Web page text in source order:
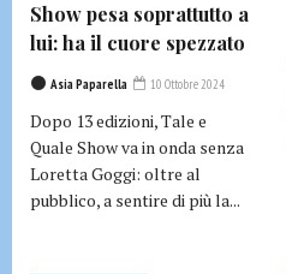
Show pesa soprattutto a
lui: ha il cuore spezzato
Asia Paparella 10 Ottobre 2024
Dopo 13 edizioni, Tale e
Quale Show va in onda senza
Loretta Goggi: oltre al
pubblico, a sentire di più la...